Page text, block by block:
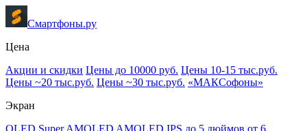
Смартфоны.ру
Цена
Акции и скидки Цены до 10000 руб. Цены 10-15 тыс.руб.
Цены ~20 тыс.руб. Цены ~30 тыс.руб. «МАКСофоны»
Экран
OLED Super AMOLED AMOLED IPS до 5 дюймов от 6